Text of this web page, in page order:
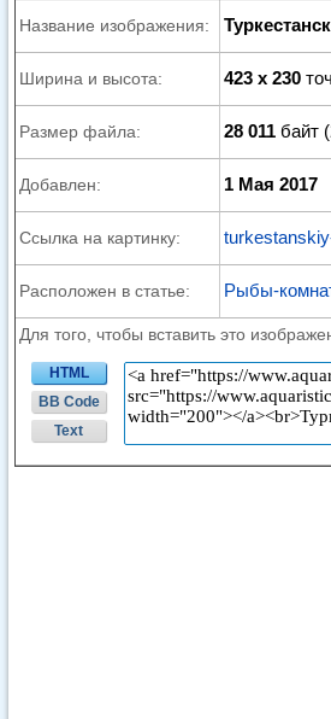
Название изображения:
Ширина и высота: 423 x 230
Размер файла: 28 011 байт
Добавлен: 1 Мая 2017
Ссылка на картинку:
Расположен в статье: Рыбы-
Для того, чтобы вставить это
HTML
BB Code
Text